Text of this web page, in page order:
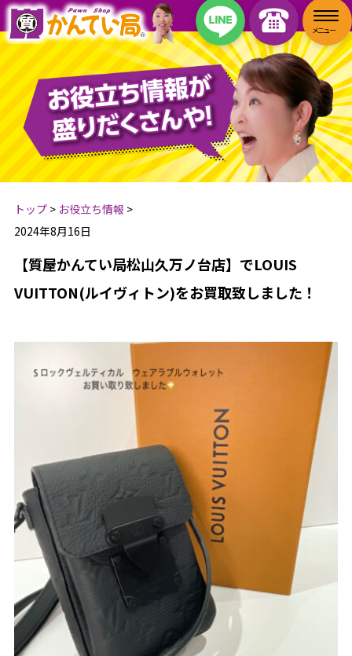
トップ> お役立ち情報 >
2024年8月16日
【質屋かんてい局松山久万ノ台店】でLOUIS
VUITTON(ルイヴィトン)をお買取致しました！